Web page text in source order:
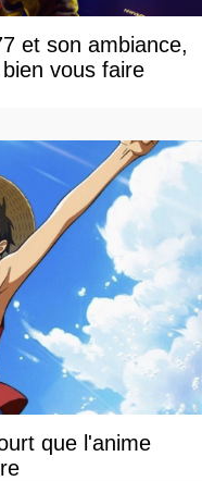
et son ambiance,
vous faire
que l'anime